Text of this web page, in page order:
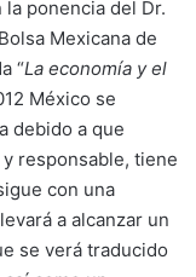
ponencia del Dr.
Mexicana de
“La economía y el
México se
debido a que
responsable, tiene
con una
a alcanzar un
se verá traducido